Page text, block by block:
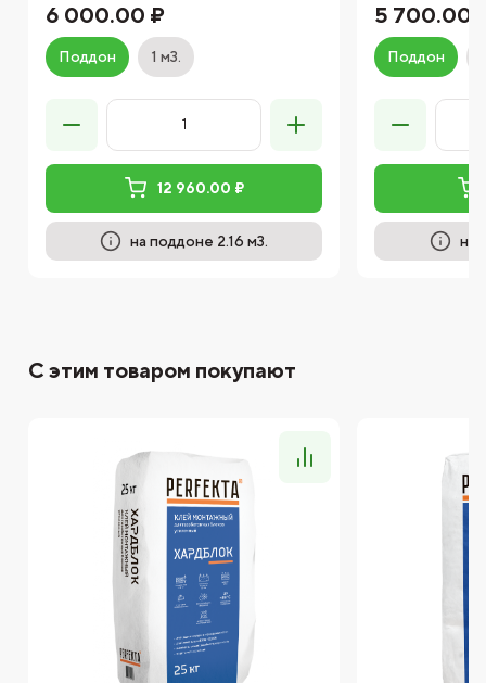
6 000.00 ₽
Поддон 1 м3.
12 960.00 ₽
на поддоне 2.16 м3.
5 700.00
Поддон
на
С этим товаром покупают